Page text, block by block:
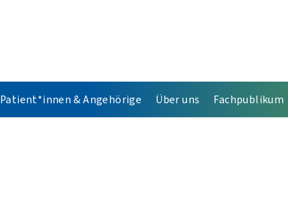
Patient*innen & Angehörige Über uns Fachpublikum